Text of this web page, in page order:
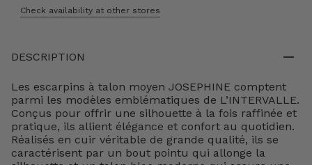
Check availability at other stores
DESCRIPTION
Les escarpins à talon moyen JOSEPHINE comptent
parmi les modèles emblématiques de L’INTERVALLE.
Conçus pour offrir une silhouette à la fois raffinée et
pratique, ils allient élégance et confort au quotidien.
Réalisés en cuir véritable de grande qualité, ils se
caractérisent par un bout pointu qui allonge la